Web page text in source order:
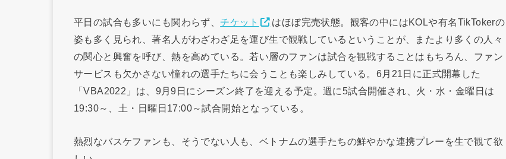
平日の試合も多いにも関わらず、チケット
はほぼ完売状態。観客の中にはKOLや有名TikTokerの
姿も多く見られ、著名人がわざわざ足を運び生で観戦しているということが、またより多くの人々
の関心と興奮を呼び、熱を高めている。若い層のファンは試合を観戦することはもちろん、ファン
サービスも欠かさない憧れの選手たちに会うことも楽しみしている。6月21日に正式開幕した
「VBA2022」は、9月9日にシーズン終了を迎える予定。週に5試合開催され、火・水・金曜日は
19:30～、土・日曜日17:00～試合開始となっている。
熱烈なバスケファンも、そうでない人も、ベトナムの選手たちの鮮やかな連携プレーを生で観て欲